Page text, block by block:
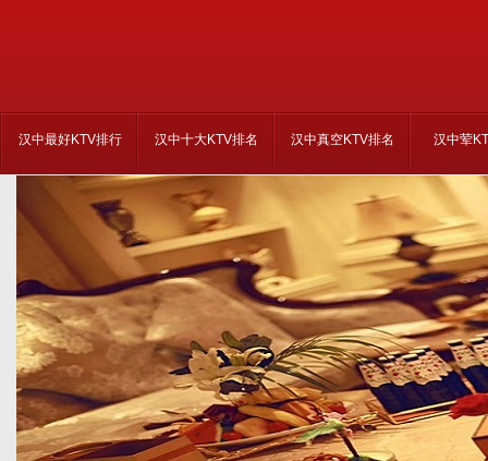
汉中最好KTV排行 汉中十大KTV排名 汉中真空KTV排名 汉中荤